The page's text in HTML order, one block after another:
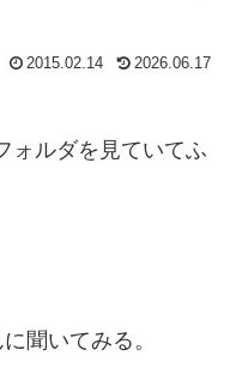
2015.02.14 2026.06.17
ォルダを見ていてふ
聞いてみる。